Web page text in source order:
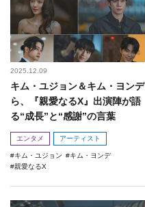
2025.12.09
キム・ユジョン＆キム・ヨンデ
ら、『親愛なるX』出演陣が語
る“成長”と“感謝”の言葉
エンタメ アーティスト
キム・ユジョン
キム・ヨンデ
親愛なるX